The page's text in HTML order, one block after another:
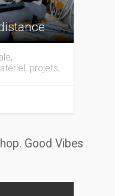
projets,
Good Vibes